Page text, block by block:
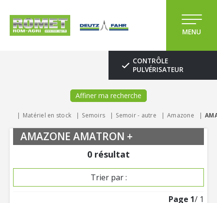
MENU
CONTRÔLE
PULVÉRISATEUR
Affiner ma recherche
Matériel en stock Semoirs Semoir - autre Amazone
AMAZONE AMATRON +
0 résultat
Trier par :
Page 1/ 1